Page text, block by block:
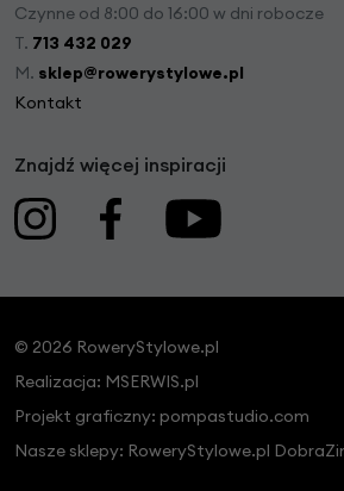
Czynne od 8:00 do 16:00 w dni robocze
T. 713 432 029
M. sklep@rowerystylowe.pl
Kontakt
Znajdź więcej inspiracji
© 2026 RoweryStylowe.pl
Realizacja: MSERWIS.pl
Projekt graficzny: pompastudio.com
Nasze sklepy: RoweryStylowe.pl